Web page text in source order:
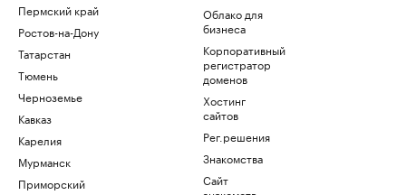
Пермский край
Ростов-на-Дону
Татарстан
Тюмень
Черноземье
Кавказ
Карелия
Мурманск
Приморский
Облако для
бизнеса
Корпоративный
регистратор
доменов
Хостинг
сайтов
Рег.решения
Знакомства
Сайт